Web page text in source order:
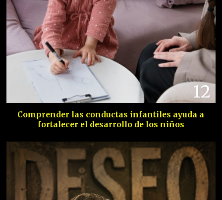
12
Comprender las conductas infantiles ayuda a
fortalecer el desarrollo de los niños